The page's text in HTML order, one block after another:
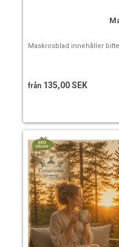
Maskrosblad innehåller
från 135,00 SEK